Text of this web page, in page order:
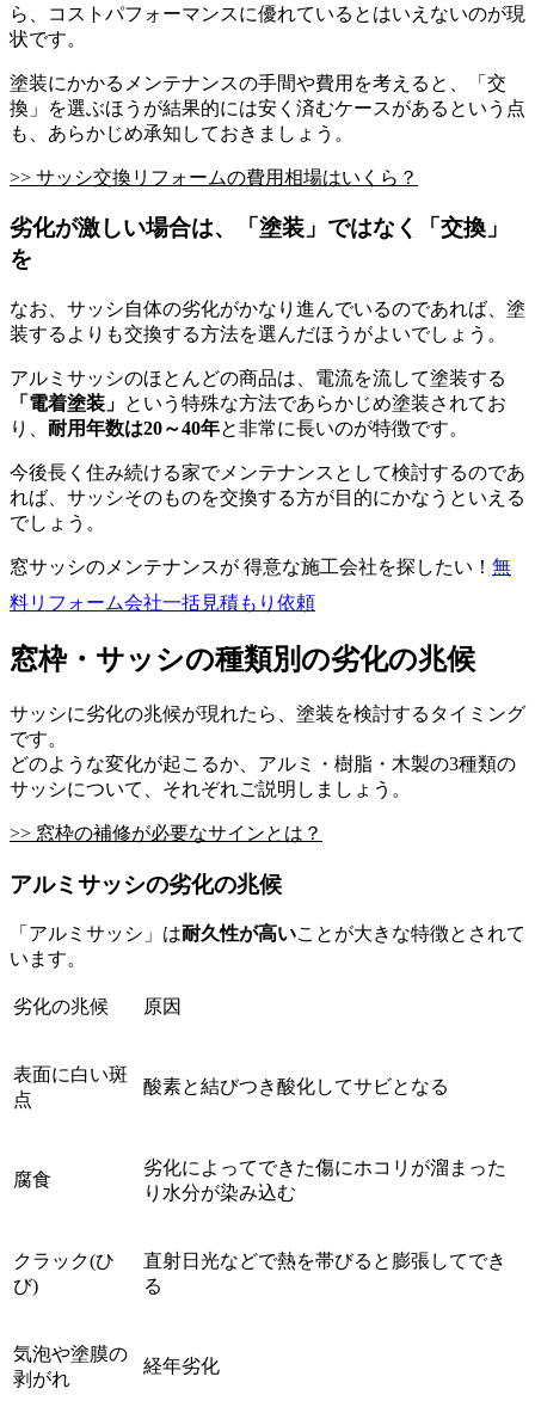
ら、コストパフォーマンスに優れているとはいえないのが現
状です。
塗装にかかるメンテナンスの手間や費用を考えると、「交
換」を選ぶほうが結果的には安く済むケースがあるという点
も、あらかじめ承知しておきましょう。
>> サッシ交換リフォームの費用相場はいくら？
劣化が激しい場合は、「塗装」ではなく「交換」
を
なお、サッシ自体の劣化がかなり進んでいるのであれば、塗
装するよりも交換する方法を選んだほうがよいでしょう。
アルミサッシのほとんどの商品は、電流を流して塗装する
「電着塗装」 という特殊な方法であらかじめ塗装されてお
り、 耐用年数は20～40年と非常に長いのが特徴です。
今後長く住み続ける家でメンテナンスとして検討するのであ
れば、サッシそのものを交換する方が目的にかなうといえる
でしょう。
窓サッシのメンテナンスが 得意な施工会社を探したい！ 無
料リフォーム会社一括見積もり依頼
窓枠・サッシの種類別の劣化の兆候
サッシに劣化の兆候が現れたら、塗装を検討するタイミング
です。
どのような変化が起こるか、アルミ・樹脂・木製の3種類の
サッシについて、それぞれご説明しましょう。
>> 窓枠の補修が必要なサインとは？
アルミサッシの劣化の兆候
「アルミサッシ」は耐久性が高いことが大きな特徴とされて
います。
劣化の兆候 原因
表面に白い斑
点
酸素と結びつき酸化してサビとなる
腐食
劣化によってできた傷にホコリが溜まった
り水分が染み込む
クラック(ひ
び)
直射日光などで熱を帯びると膨張してでき
る
気泡や塗膜の
剥がれ
経年劣化